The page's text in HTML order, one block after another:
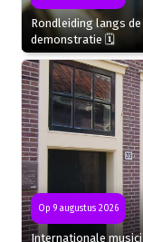
Rondleiding langs
demonstratie 🗓
Op 9 augustus 2026
Internationale